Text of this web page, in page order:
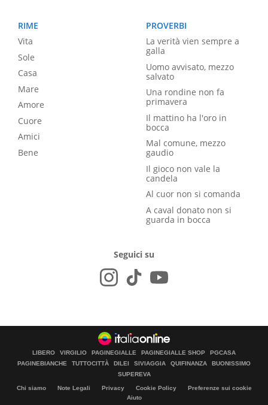
RIME
Vita
Sole
Casa
Mare
Amore
Cuore
Amici
Bene
PROVERBI
La verità vien sempre a
galla
Uomo avvisato, mezzo
salvato
Una rondine non fa
primavera
Il mattino ha l'oro in
bocca
Mal comune, mezzo
gaudio
Il gioco non vale la
candela
Al cuor non si comanda
A caval donato non si
guarda in bocca
Seguici su
LIBERO VIRGILIO PAGINEGIALLE PAGINEGIALLE SHOP
PGCASA
PAGINEBIANCHE
TUTTOCITTÀ DILEI SIVIAGGIA QUIFINANZA
BUONISSIMO
SUPEREVA
Chi siamo Note Legali Privacy Cookie Policy
Preferenze sui cookie
Aiuto